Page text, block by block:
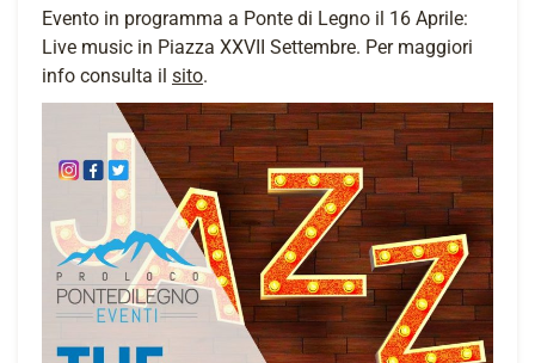
Evento in programma a Ponte di Legno il 16 Aprile:
Live music in Piazza XXVII Settembre. Per maggiori
info consulta il sito.